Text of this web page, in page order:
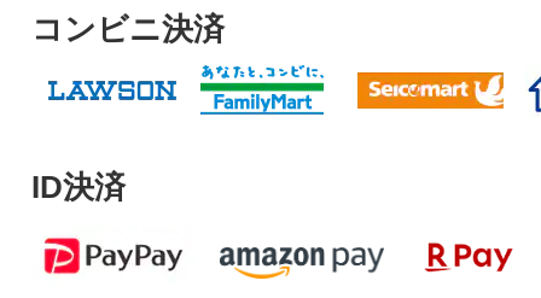
コンビニ決済
ID決済